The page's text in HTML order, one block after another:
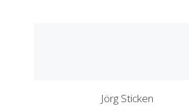
Jörg Sticken